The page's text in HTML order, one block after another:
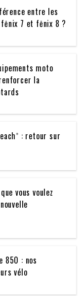
entre les
7 et fēnix 8 ?
moto
la
: retour sur
vous voulez
850 : nos
vélo